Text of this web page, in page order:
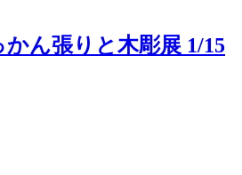
ん張りと木彫展 1/15